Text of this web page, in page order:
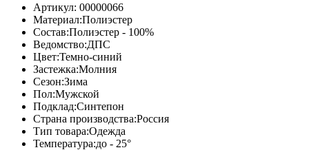
Артикул: 00000066
Материал:Полиэстер
Состав:Полиэстер - 100%
Ведомство:ДПС
Цвет:Темно-синий
Застежка:Молния
Сезон:Зима
Пол:Мужской
Подклад:Синтепон
Страна производства:Россия
Тип товара:Одежда
Температура:до - 25°